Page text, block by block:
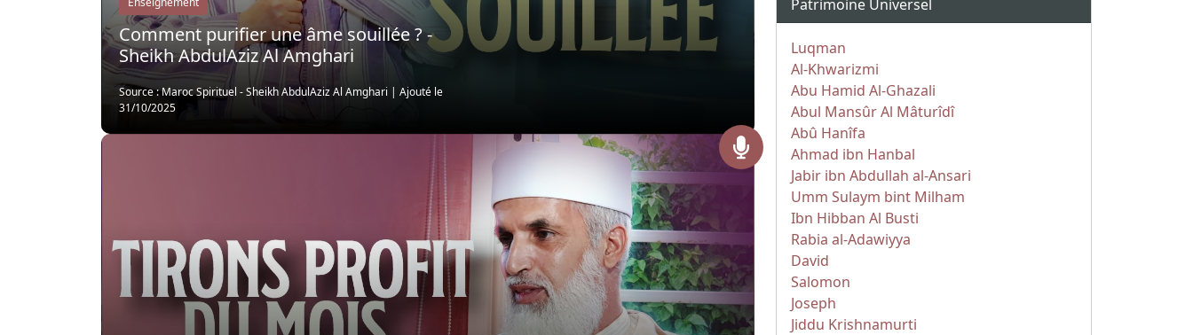
Comment purifier une âme souillée ? -
Sheikh AbdulAziz Al Amghari
Source : Maroc Spirituel - Sheikh AbdulAziz Al Amghari | Ajouté le
31/10/2025
Patrimoine Universel
Luqman
Al-Khwarizmi
Abu Hamid Al-Ghazali
Abul Mansûr Al Mâturîdî
Abû Hanîfa
Ahmad ibn Hanbal
Jabir ibn Abdullah al-Ansari
Umm Sulaym bint Milham
Ibn Hibban Al Busti
Rabia al-Adawiyya
David
Salomon
Joseph
Jiddu Krishnamurti